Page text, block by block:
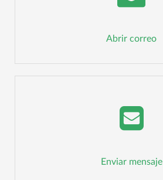
Abrir correo
Enviar mensaje